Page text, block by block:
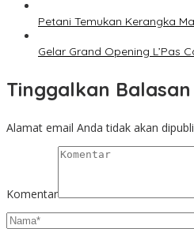
Petani Temukan Kerangka
Gelar Grand Opening L’Pas
Tinggalkan Balasan
Alamat email Anda tidak akan
Komentar